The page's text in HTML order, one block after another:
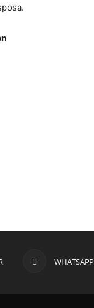
WHATSAPP